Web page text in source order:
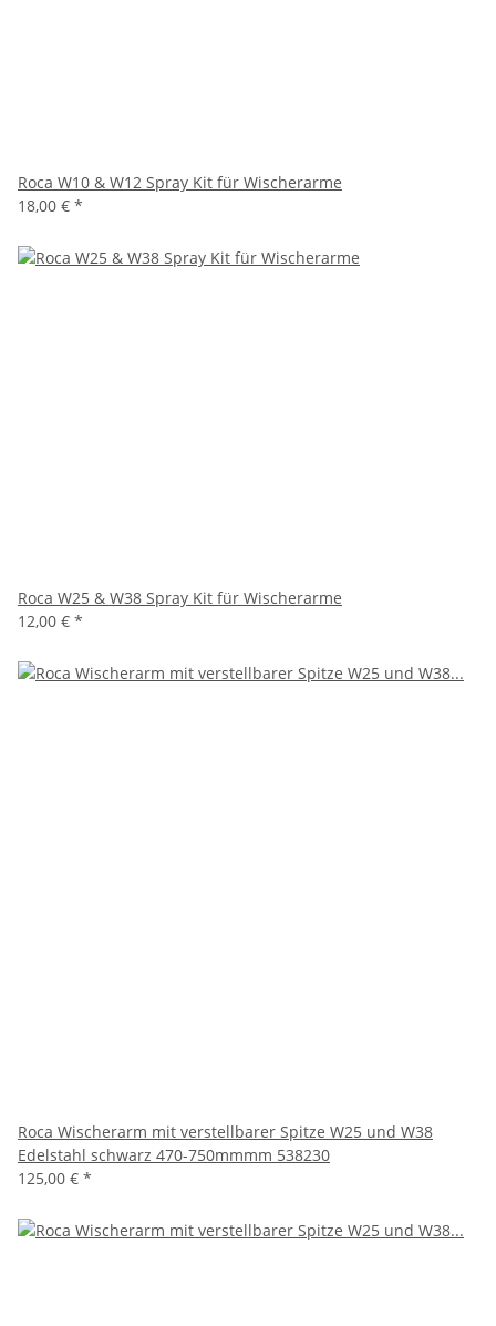
Roca W10 & W12 Spray Kit für Wischerarme
18,00 € *
Roca W25 & W38 Spray Kit für Wischerarme
12,00 € *
Roca Wischerarm mit verstellbarer Spitze W25 und W38
Edelstahl schwarz 470-750mmmm 538230
125,00 € *